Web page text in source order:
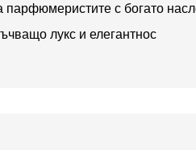
парфюмеристите с богато
лукс и елегантнос